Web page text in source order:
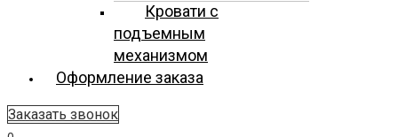
Кровати с
подъемным
механизмом
Оформление заказа
Заказать звонок